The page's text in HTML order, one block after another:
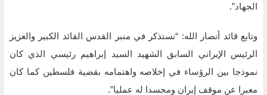
الجهاد”.
وتابع قائد أنصار الله: “نستذكر في منبر القدس القائد الكبير والعزيز
الرئيس الإيراني السابق الشهيد السيد إبراهيم رئيسي الذي كان
نموذجا بين الرؤساء في إخلاصه واهتمامه بقضية فلسطين كما كان
معبرا عن موقف إيران ومجسدا له عمليا”.